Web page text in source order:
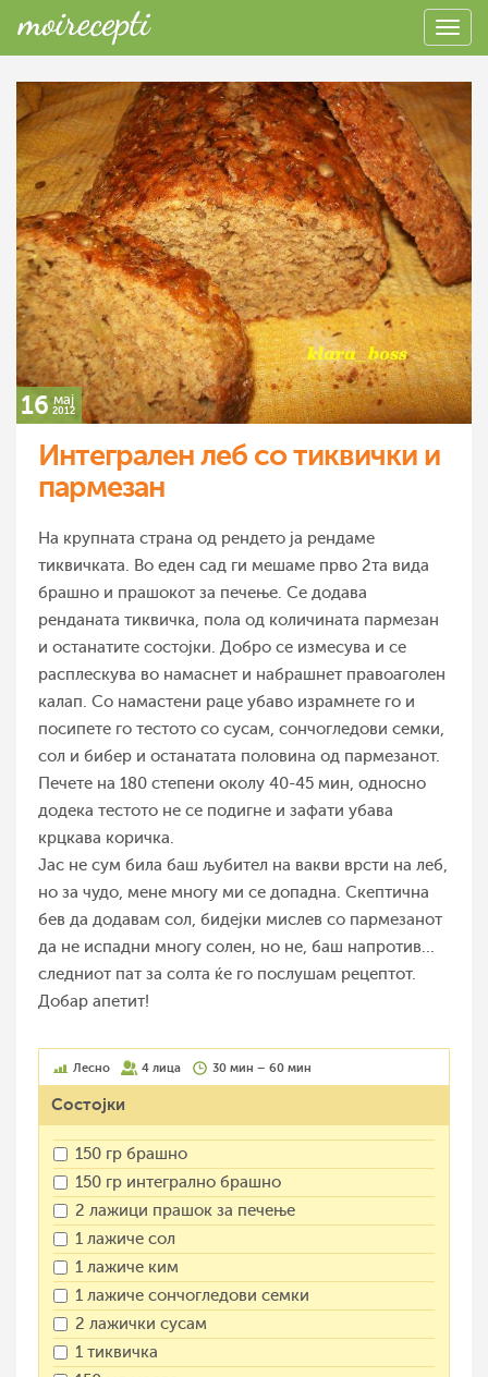
16 мај
2012
Интегрален леб со тиквички и
пармезан
На крупната страна од рендето ја рендаме
тиквичката. Во еден сад ги мешаме прво 2та вида
брашно и прашокот за печење. Се додава
ренданата тиквичка, пола од количината пармезан
и останатите состојки. Добро се измесува и се
расплескува во намаснет и набрашнет правоаголен
калап. Со намастени раце убаво израмнете го и
посипете го тестото со сусам, сончогледови семки,
сол и бибер и останатата половина од пармезанот.
Печете на 180 степени околу 40-45 мин, односно
додека тестото не се подигне и зафати убава
крцкава коричка.
Јас не сум била баш љубител на вакви врсти на леб,
но за чудо, мене многу ми се допадна. Скептична
бев да додавам сол, бидејки мислев со пармезанот
да не испадни многу солен, но не, баш напротив...
следниот пат за солта ќе го послушам рецептот.
Добар апетит!
Лесно 4 лица 30 мин – 60 мин
Состојки
150 гр брашно
150 гр интегрално брашно
2 лажици прашок за печење
1 лажиче сол
1 лажиче ким
1 лажиче сончогледови семки
2 лажички сусам
1 тиквичка